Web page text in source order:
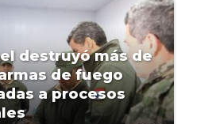
destruyó más de
de fuego
a procesos